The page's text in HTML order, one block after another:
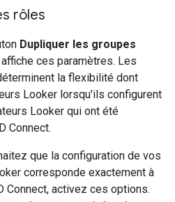
rôles
Dupliquer les groupes
ces paramètres. Les
la flexibilité dont
Looker lorsqu'ils configurent
Looker qui ont été
Connect.
que la configuration de vos
corresponde exactement à
Connect, activez ces options.